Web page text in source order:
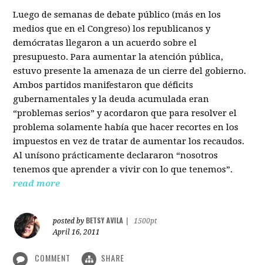
Luego de semanas de debate público (más en los
medios que en el Congreso) los republicanos y
demócratas llegaron a un acuerdo sobre el
presupuesto. Para aumentar la atención pública,
estuvo presente la amenaza de un cierre del gobierno.
Ambos partidos manifestaron que déficits
gubernamentales y la deuda acumulada eran
“problemas serios” y acordaron que para resolver el
problema solamente había que hacer recortes en los
impuestos en vez de tratar de aumentar los recaudos.
Al unísono prácticamente declararon “nosotros
tenemos que aprender a vivir con lo que tenemos”.
read more
posted by BETSY AVILA
1500pt
April 16, 2011
COMMENT SHARE